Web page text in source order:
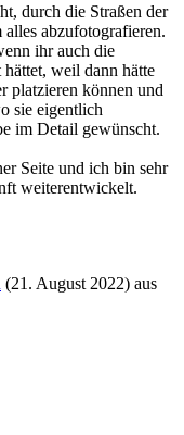
durch die Straßen der
abzufotografieren.
ihr auch die
weil dann hätte
platzieren können und
sie eigentlich
im Detail gewünscht.
Seite und ich bin sehr
weiterentwickelt.
(21. August 2022) aus